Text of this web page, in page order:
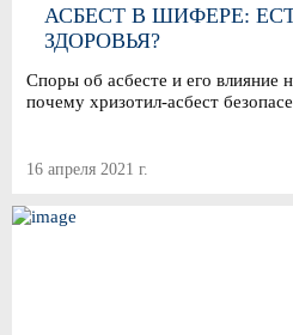
АСБЕСТ В ШИФЕРЕ:
ЗДОРОВЬЯ?
Споры об асбесте и его влияние
почему хризотил-асбест
16 апреля 2021 г.